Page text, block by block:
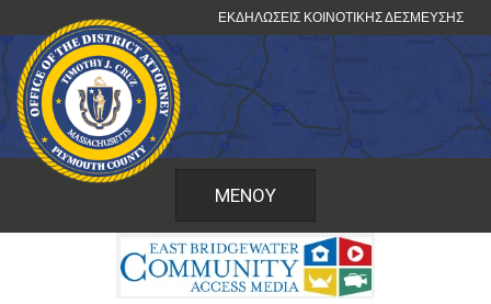
στο
περιεχόμενο
ΕΚΔΗΛΏΣΕΙΣ ΚΟΙΝΟΤΙΚΉΣ ΔΈΣΜΕΥΣΗΣ
ΜΕΝΟΎ